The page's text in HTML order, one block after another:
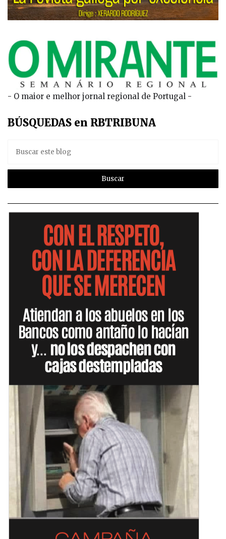
- O maior e melhor jornal regional de Portugal -
BÚSQUEDAS en RBTRIBUNA